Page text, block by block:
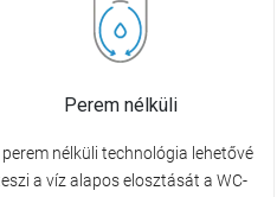
Perem nélküli
perem nélküli technológia lehetővé
a víz alapos elosztását a WC-